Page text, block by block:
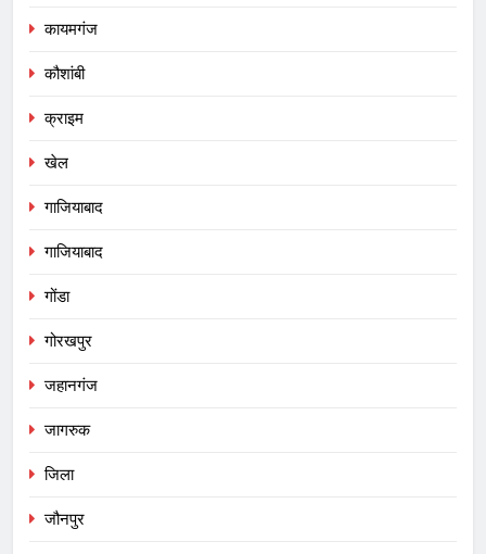
कायमगंज
कौशांबी
क्राइम
खेल
गाजियाबाद
गाजियाबाद
गोंडा
गोरखपुर
जहानगंज
जागरुक
जिला
जौनपुर